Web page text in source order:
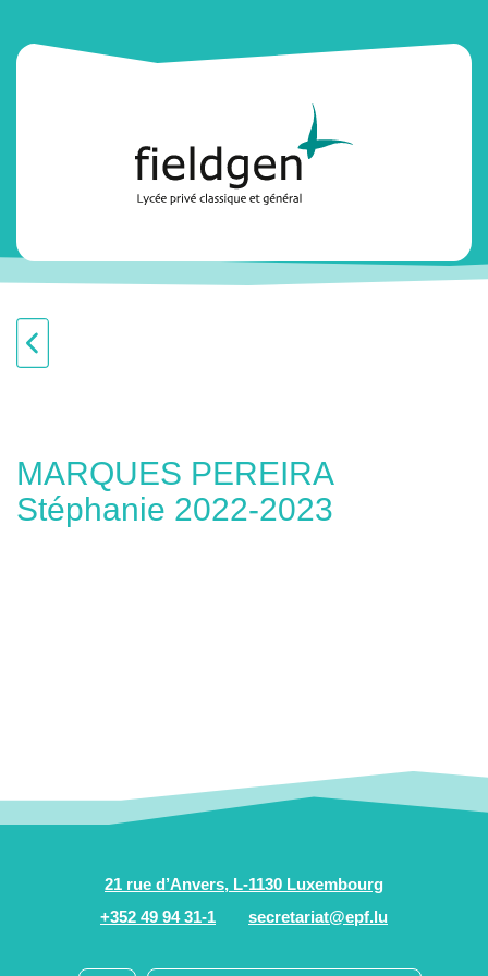
MARQUES PEREIRA
Stéphanie 2022-2023
21 rue d’Anvers, L-1130 Luxembourg
+352 49 94 31-1
secretariat@epf.lu